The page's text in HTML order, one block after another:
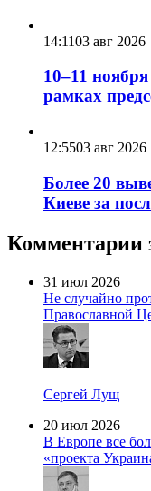
14:1103 авг 2026
10–11
рамках
12:5503 авг 2026
Более 20
Киеве за
Комментарии
31 июл 2026
Не случайно
Православной
Сергей Лущ
20 июл 2026
В Европе все
«проекта